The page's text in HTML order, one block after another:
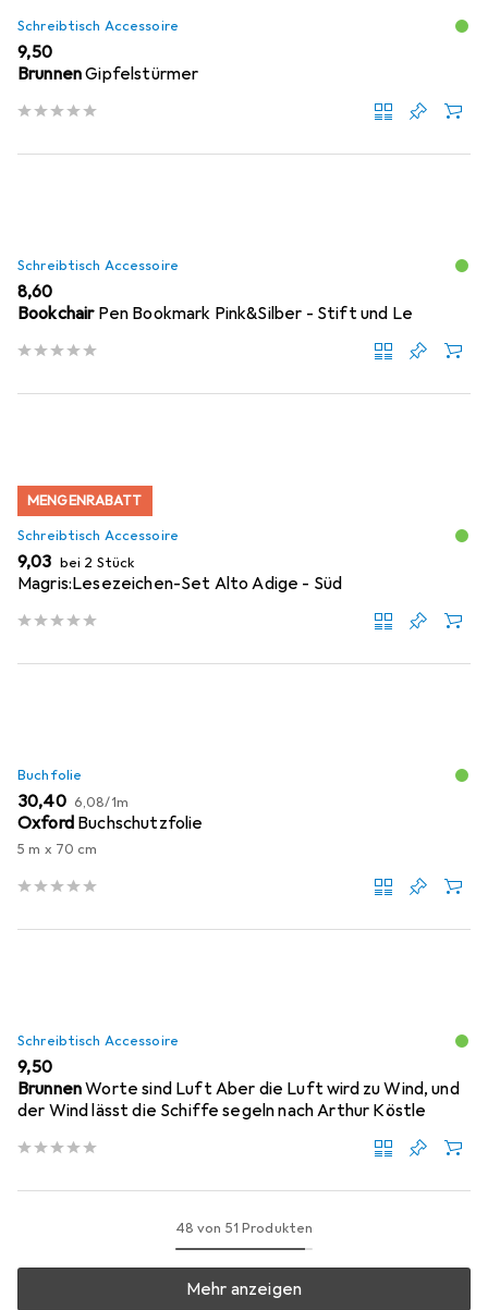
Schreibtisch Accessoire
EUR
9,50
BrunnenGipfelstürmer
Schreibtisch Accessoire
EUR
8,60
Bookchair Pen Bookmark Pink&Silber - Stift und Le
MENGENRABATT
Schreibtisch Accessoire
EUR
9,03 bei 2 Stück
Magris:Lesezeichen-Set Alto Adige - Süd
Buchfolie
EUR
30,40 EUR
6,08/1m
Oxford Buchschutzfolie
5 m x 70 cm
Schreibtisch Accessoire
EUR
9,50
BrunnenWorte sind Luft Aber die Luft wird zu Wind, und
der Wind lässt die Schiffe segeln nach Arthur Köstle
48 von 51 Produkten
Mehr anzeigen